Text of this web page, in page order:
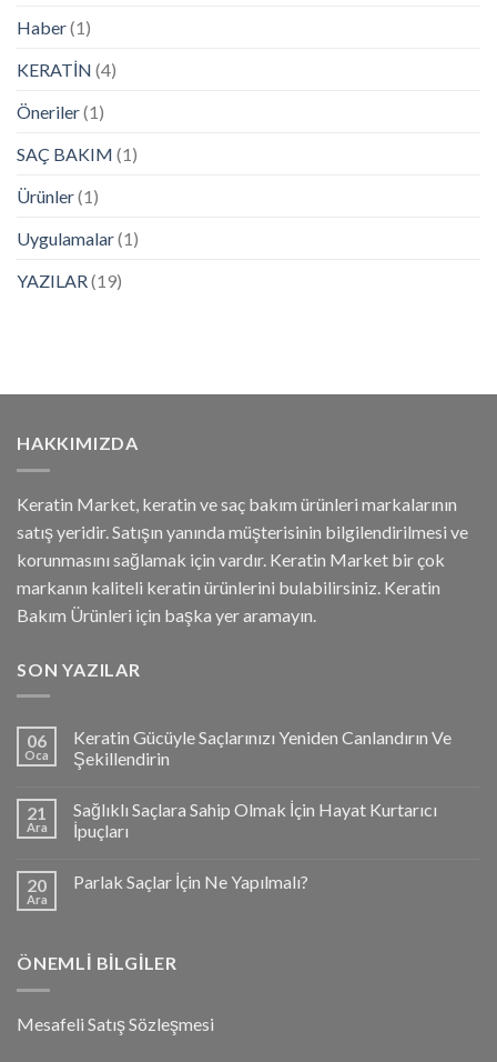
Haber(1)
KERATİN (4)
Öneriler(1)
SAÇ BAKIM (1)
Ürünler(1)
Uygulamalar(1)
YAZILAR(19)
HAKKIMIZDA
Keratin Market, keratin ve saç bakım ürünleri markalarının
satış yeridir. Satışın yanında müşterisinin bilgilendirilmesi ve
korunmasını sağlamak için vardır. Keratin Market bir çok
markanın kaliteli keratin ürünlerini bulabilirsiniz. Keratin
Bakım Ürünleri için başka yer aramayın.
SON YAZILAR
06
Oca
Keratin Gücüyle Saçlarınızı Yeniden Canlandırın Ve
Şekillendirin
21
Ara
Sağlıklı Saçlara Sahip Olmak İçin Hayat Kurtarıcı
İpuçları
20
Ara
Parlak Saçlar İçin Ne Yapılmalı?
ÖNEMLI BILGILER
Mesafeli Satış Sözleşmesi